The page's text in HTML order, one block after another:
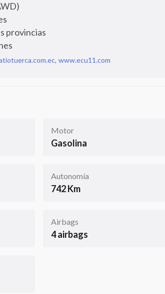
provincias
, www.ecu11.com
Motor
Gasolina
Autonomía
742 Km
Airbags
4 airbags